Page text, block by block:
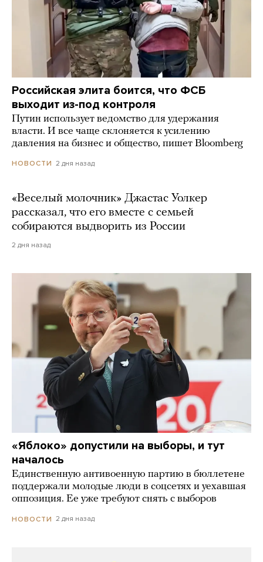
Российская элита боится, что ФСБ
выходит из-под контроля
Путин использует ведомство для удержания
власти. И все чаще склоняется к усилению
давления на бизнес и общество, пишет Bloomberg
НОВОСТИ 2 дня назад
«Веселый молочник» Джастас Уолкер
рассказал, что его вместе с семьей
собираются выдворить из России
2 дня назад
«Яблоко» допустили на выборы, и тут
началось
Единственную антивоенную партию в бюллетене
поддержали молодые люди в соцсетях и уехавшая
оппозиция. Ее уже требуют снять с выборов
НОВОСТИ 2 дня назад